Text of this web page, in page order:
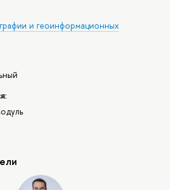
и геоинформационных